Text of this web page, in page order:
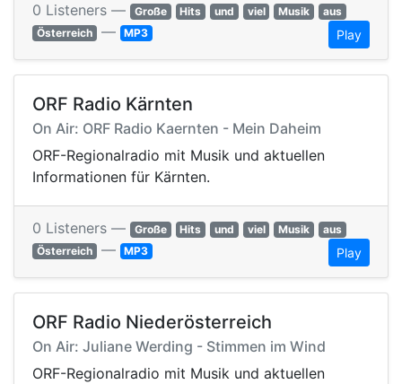
0 Listeners — Große Hits und viel Musik
aus
Österreich — MP3 Play
ORF Radio Kärnten
On Air: ORF Radio Kaernten - Mein Daheim
ORF-Regionalradio mit Musik und aktuellen
Informationen für Kärnten.
0 Listeners — Große Hits und viel Musik
aus
Österreich — MP3 Play
ORF Radio Niederösterreich
On Air: Juliane Werding - Stimmen im Wind
ORF-Regionalradio mit Musik und aktuellen